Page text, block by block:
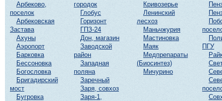
Арбеково,
поселок
Арбековская
Застава
Ахуны
Аэропорт
Барковка
Бессоновка
Богословка
Бригадирский
мост
Бугровка
городок
Глобус
Горизонт
ГПЗ-24
Дон, магазин
Заводской
район
Западная
поляна
Заречный
Заря, совхоз
Заря-1,
Кривозерье
Ленинский
лесхоз
Маньчжурия
Мастиновка
Маяк
Медпрепараты
(Биосинтез)
Мичурино
ПГУ